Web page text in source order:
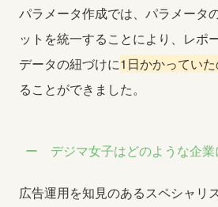
パラメータ作成では、パラメータ
ットを統一することにより、レポ
データの紐づけに1日かかってい
ることができました。
デジマ女子はどのような企
広告運用を知見のあるスペシャリ